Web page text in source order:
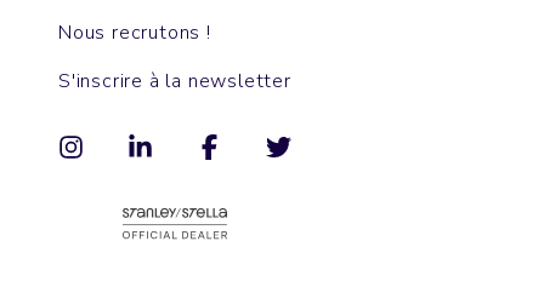
Nous recrutons !
S'inscrire à la newsletter